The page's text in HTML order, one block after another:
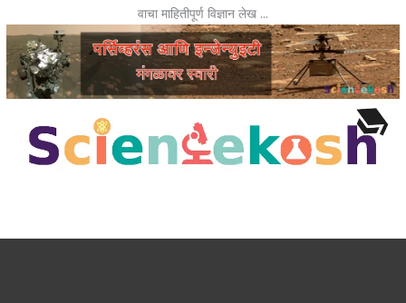
वाचा माहितीपूर्ण विज्ञान लेख …